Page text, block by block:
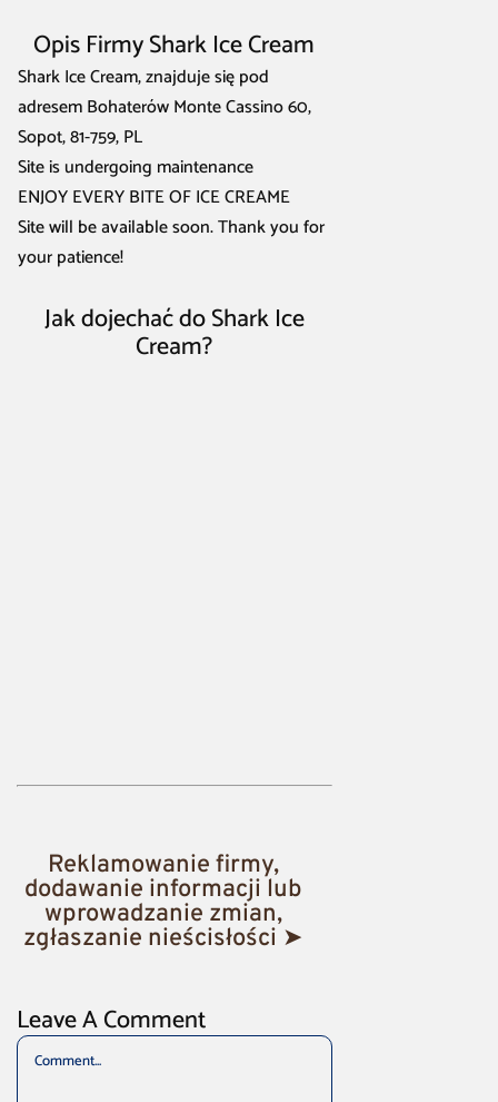
Opis Firmy Shark Ice Cream
Shark Ice Cream, znajduje się pod
adresem Bohaterów Monte Cassino 60,
Sopot, 81-759, PL
Site is undergoing maintenance
ENJOY EVERY BITE OF ICE CREAME
Site will be available soon. Thank you for
your patience!
Jak dojechać do Shark Ice
Cream?
Reklamowanie firmy,
dodawanie informacji lub
wprowadzanie zmian,
zgłaszanie nieścisłości ➤
Leave A Comment
Comment